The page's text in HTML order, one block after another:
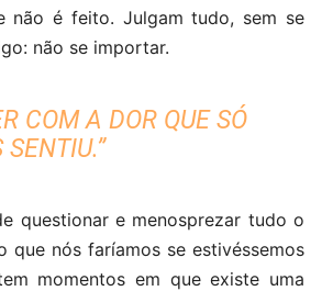
não é feito. Julgam tudo, sem se
não se importar.
COM A DOR QUE SÓ
questionar e menosprezar tudo o
que nós faríamos se estivéssemos
momentos em que existe uma